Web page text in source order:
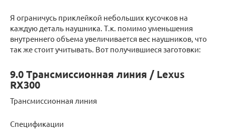
Я ограничусь приклейкой небольших кусочков на
каждую деталь наушника. Т.к. помимо уменьшения
внутреннего объема увеличивается вес наушников, что
так же стоит учитывать. Вот получившиеся заготовки:
9.0 Трансмиссионная линия / Lexus
RX300
Трансмиссионная линия
Спецификации